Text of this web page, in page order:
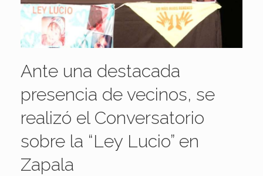
Ante una destacada
presencia de vecinos, se
realizó el Conversatorio
sobre la “Ley Lucio” en
Zapala